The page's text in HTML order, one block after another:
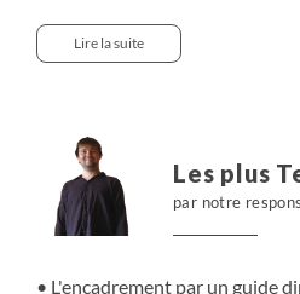
vertigineux ou à la rencontre de
est relativement rare, vous
Lire la suite
Les plus
par notre
L'encadrement par un guide